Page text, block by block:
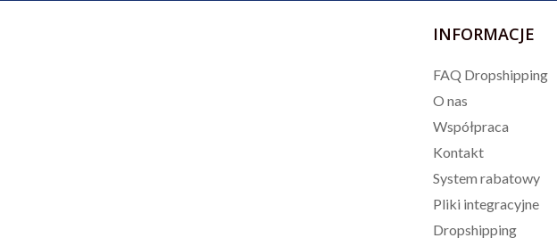
INFORMACJE
FAQ Dropshipping
O nas
Współpraca
Kontakt
System rabatowy
Pliki integracyjne
Dropshipping